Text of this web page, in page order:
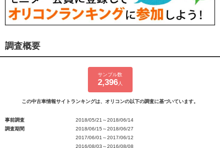
調査概要
サンプル数
2,396人
この中古車情報サイトランキングは、オリコンの以下の調査に基づいています。
事前調査
2018/05/21～2018/06/14
調査期間
2018/06/15～2018/06/27
2017/06/01～2017/06/12
2016/08/03～2016/08/08